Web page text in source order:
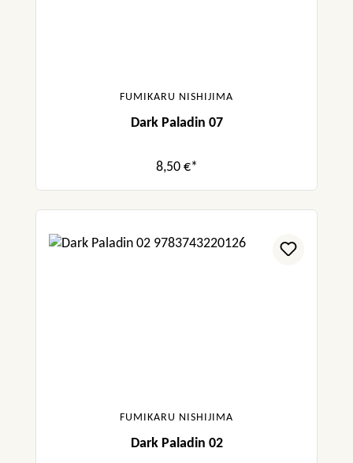
FUMIKARU NISHIJIMA
Dark Paladin 07
8,50 €*
FUMIKARU NISHIJIMA
Dark Paladin 02